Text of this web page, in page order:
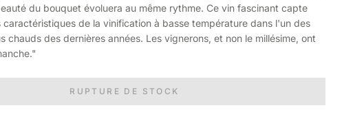
du bouquet évoluera au même rythme. Ce vin fascinant capte
caractéristiques de la vinification à basse température dans l'un des
chauds des dernières années. Les vignerons, et non le millésime, ont
RUPTURE DE STOCK